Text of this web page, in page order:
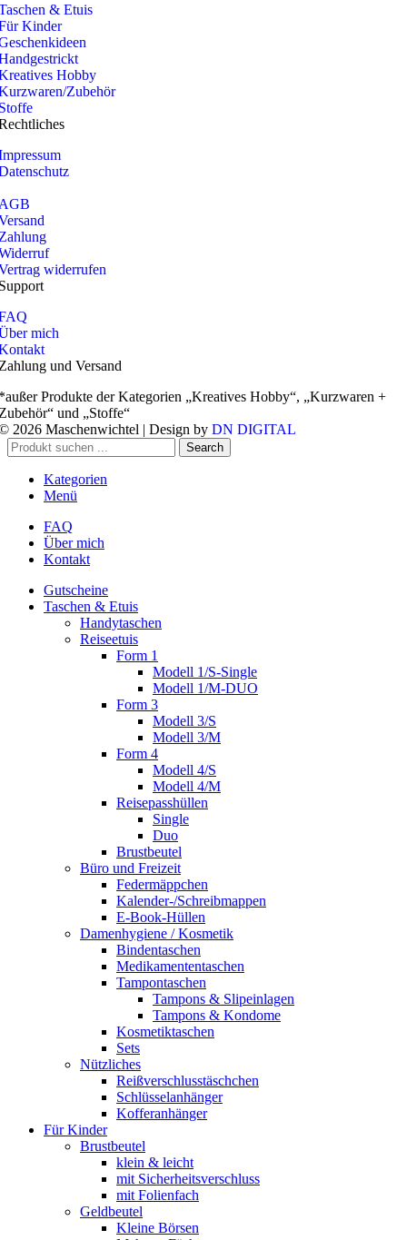
& Etuis
Kinder
Hobby
Zubehör
widerrufen
mich
und Versand
Produkte der Kategorien „Kreatives Hobby“, „Kurzwaren +
und „Stoffe“
2026 Maschenwichtel | Design by DN DIGITAL
Search
Kategorien
Menü
FAQ
Über mich
Kontakt
Gutscheine
Taschen & Etuis
Handytaschen
Reiseetuis
Form 1
Modell 1/S-Single
Modell 1/M-DUO
Form 3
Modell 3/S
Modell 3/M
Form 4
Modell 4/S
Modell 4/M
Reisepasshüllen
Single
Duo
Brustbeutel
Büro und Freizeit
Federmäppchen
Kalender-/Schreibmappen
E-Book-Hüllen
Damenhygiene / Kosmetik
Bindentaschen
Medikamententaschen
Tampontaschen
Tampons & Slipeinlagen
Tampons & Kondome
Kosmetiktaschen
Sets
Nützliches
Reißverschlusstäschchen
Schlüsselanhänger
Kofferanhänger
Für Kinder
Brustbeutel
klein & leicht
mit Sicherheitsverschluss
mit Folienfach
Geldbeutel
Kleine Börsen